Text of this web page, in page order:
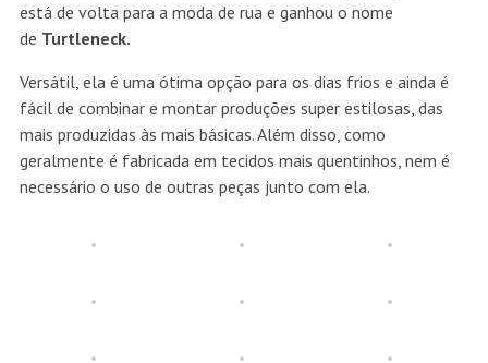
está de volta para a moda de rua e ganhou o nome
de Turtleneck.
Versátil, ela é uma ótima opção para os dias frios e ainda é
fácil de combinar e montar produções super estilosas, das
mais produzidas às mais básicas. Além disso, como
geralmente é fabricada em tecidos mais quentinhos, nem é
necessário o uso de outras peças junto com ela.